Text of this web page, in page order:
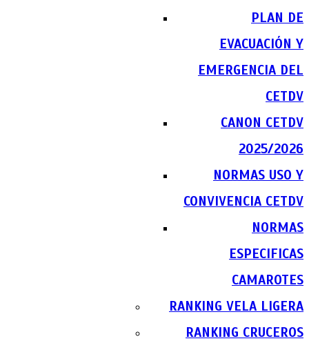
PLAN DE
EVACUACIÓN Y
EMERGENCIA DEL
CETDV
CANON CETDV
2025/2026
NORMAS USO Y
CONVIVENCIA CETDV
NORMAS
ESPECIFICAS
CAMAROTES
RANKING VELA LIGERA
RANKING CRUCEROS